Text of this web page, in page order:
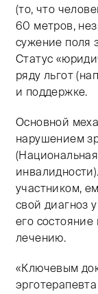
(то, что
60 метров,
сужение поля
Статус
ряду льгот
и поддержке.
Основной
нарушением
участником,
свой диагноз
его
лечению.
«Ключевым